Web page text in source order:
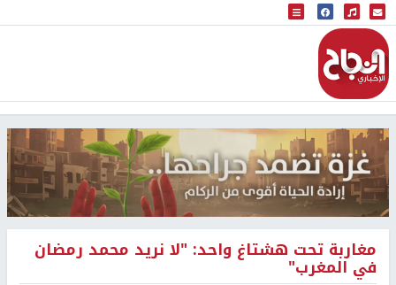
البث المباشر
إذاعة النجاح
مغاربة تحت هشتاغ واحد: "لا نريد محمد رمضان
في المغرب"